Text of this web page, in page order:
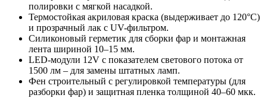
полировки с мягкой насадкой.
Термостойкая акриловая краска (выдерживает до 120°C)
и прозрачный лак с UV-фильтром.
Силиконовый герметик для сборки фар и монтажная
лента шириной 10–15 мм.
LED-модули 12V с показателем светового потока от
1500 лм – для замены штатных ламп.
Фен строительный с регулировкой температуры (для
разборки фар) и защитная пленка толщиной 40–60 мкк.